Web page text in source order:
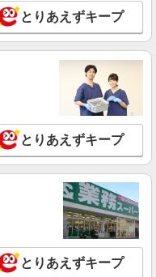
とりあえずキープ
とりあえずキープ
とりあえずキープ